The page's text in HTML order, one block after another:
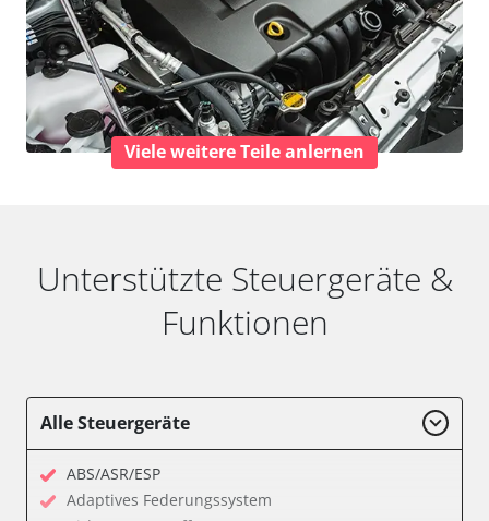
Viele weitere Teile anlernen
Unterstützte Steuergeräte &
Funktionen
Alle Steuergeräte
ABS/ASR/ESP
Adaptives Federungssystem